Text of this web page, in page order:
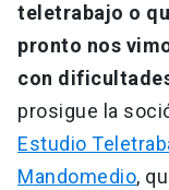
teletrabajo o
pronto nos
con
prosigue la
Estudio
Mandomedio,